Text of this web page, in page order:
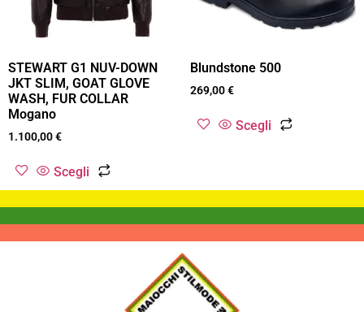
STEWART G1 NUV-DOWN
JKT SLIM, GOAT GLOVE
WASH, FUR COLLAR
Mogano
1.100,00€
Scegli
Blundstone 500
269,00€
Scegli